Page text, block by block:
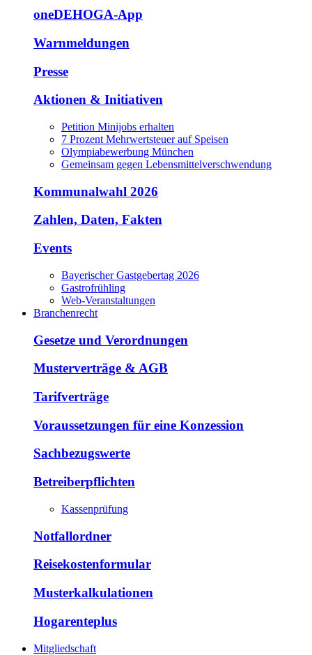
oneDEHOGA-App
Warnmeldungen
Presse
Aktionen & Initiativen
Petition Minijobs erhalten
7 Prozent Mehrwertsteuer auf Speisen
Olympiabewerbung München
Gemeinsam gegen Lebensmittelverschwendung
Kommunalwahl 2026
Zahlen, Daten, Fakten
Events
Bayerischer Gastgebertag 2026
Gastrofrühling
Web-Veranstaltungen
Branchenrecht
Gesetze und Verordnungen
Musterverträge & AGB
Tarifverträge
Voraussetzungen für eine Konzession
Sachbezugswerte
Betreiberpflichten
Kassenprüfung
Notfallordner
Reisekostenformular
Musterkalkulationen
Hogarenteplus
Mitgliedschaft